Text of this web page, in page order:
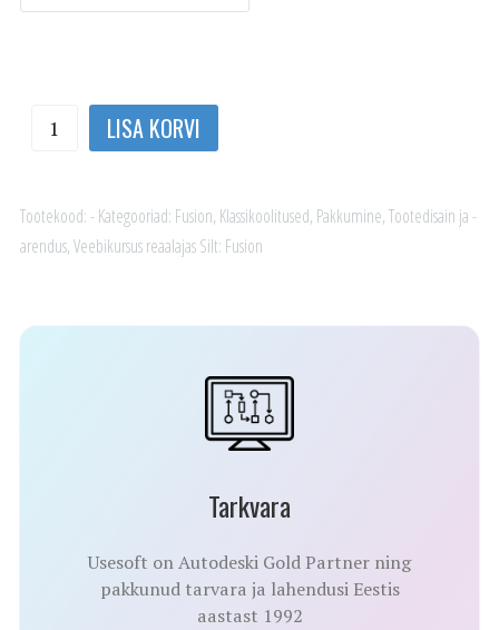
CAM
LISA KORVI
Tootekood:-Kategooriad: Fusion, Klassikoolitused, Pakkumine,Tootedisain ja -
arendus,Veebikursus reaalajasSilt: Fusion
Tarkvara
Usesoft on Autodeski Gold Partner ning
pakkunud tarvara ja lahendusi Eestis
aastast 1992